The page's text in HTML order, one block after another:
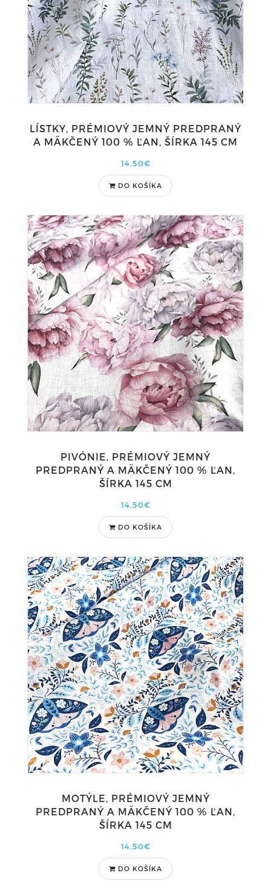
LÍSTKY, PRÉMIOVÝ JEMNÝ PREDPRANÝ
A MÄKČENÝ 100 % ĽAN, ŠÍRKA 145 CM
14,50€
DO KOŠÍKA
PIVÓNIE, PRÉMIOVÝ JEMNÝ
PREDPRANÝ A MÄKČENÝ 100 % ĽAN,
ŠÍRKA 145 CM
14,50€
DO KOŠÍKA
MOTÝLE, PRÉMIOVÝ JEMNÝ
PREDPRANÝ A MÄKČENÝ 100 % ĽAN,
ŠÍRKA 145 CM
14,50€
DO KOŠÍKA